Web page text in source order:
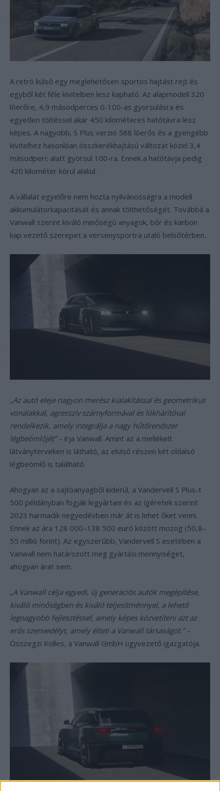
A retró külső egy meglehetősen sportos hajtást rejt és
egyből két féle kivitelben lesz kapható. Az alapmodell 320
lóerőre, 4,9 másodperces 0-100-as gyorsulásra és
egyetlen töltéssel akár 450 kilométeres hatótávra lesz
képes. A nagyobb, S Plus verzió 588 lóerős és a gyengébb
kivitelhez hasonlóan összkerékhajtású változat közel 3,4
másodperc alatt gyorsul 100-ra. Ennek a hatótávja pedig
420 kilométer körül alakul.
A vállalat egyelőre nem hozta nyilvánosságra a modell
akkumulátorkapacitását és annak tölthetőségét. Továbbá a
Vanwall szerint kiváló minőségű anyagok, bőr és karbon
kap vezető szerepet a versenysportra utaló belsőtérben.
„Az autó eleje nagyon merész kialakítással és geometrikus
vonalakkal, agresszív szárnyformával és lökhárítóval
rendelkezik, amely integrálja a nagy hűtőrendszer
légbeömlőjét”– írja Vanwall. Amint az a mellékelt
látványterveken is látható, az elülső részen két oldalsó
légbeömlő is található.
Ahogyan az a sajtóanyagből kiderül, a Vandervell S Plus-t
500 példányban fogják legyártani és az ígéretek szerint
2023 harmadik negyedévben már át is lehet őket venni.
Ennek az ára 128 000–138 500 euró között mozog (50,8–
55 millió forint). Az egyszerűbb, Vandervell S esetében a
Vanwall nem határozott meg gyártási mennyiséget,
ahogyan árat sem.
„A Vanwall célja egyedi, új generációs autók megépítése,
kiváló minőségben és kiváló teljesítménnyel, a lehető
legnagyobb fejlesztéssel, amely képes közvetíteni azt az
erős szenvedélyt, amely élteti a Vanwall társaságot.”–
Összegzi Kolles, a Vanwall GmbH ügyvezető igazgatója.